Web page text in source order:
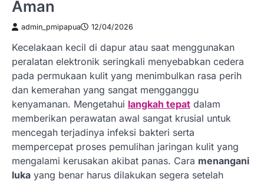
Aman
admin_pmipapua 12/04/2026
Kecelakaan kecil di dapur atau saat menggunakan
peralatan elektronik seringkali menyebabkan cedera
pada permukaan kulit yang menimbulkan rasa perih
dan kemerahan yang sangat mengganggu
kenyamanan. Mengetahui langkah tepat dalam
memberikan perawatan awal sangat krusial untuk
mencegah terjadinya infeksi bakteri serta
mempercepat proses pemulihan jaringan kulit yang
mengalami kerusakan akibat panas. Cara menangani
luka yang benar harus dilakukan segera setelah